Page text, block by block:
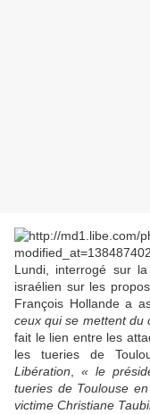
Lundi, interrogé sur
israélien sur les
François Hollande a
ceux qui se mettent du
fait le lien entre les
les tueries de
Libération
« le
tueries de Toulouse
victime Christiane